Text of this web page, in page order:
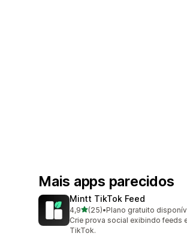
Mais apps parecidos
Mintt TikTok Feed
4,9de 5 estrelas
(25)
25 avaliações ao todo
•Plano gratuito
Crie prova social exibindo feeds
TikTok.